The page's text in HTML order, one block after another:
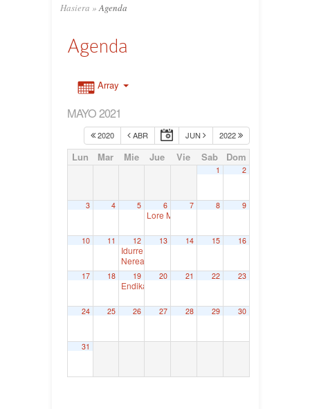
Hasiera » Agenda
Agenda
Array
MAYO 2021
2020 ABR JUN 2022
Lun Mar Mie Jue Vie Sab Dom
1 2
3 4 5 6
Lore Martínez Axpe, Parlamento Vasco
7 8 9
10 11 12
Idurre Bideguren. Senatua
Nerea Martínez Cerrillo. Juntas Generales de
13 14 15 16
17 18 19
Endika Montes. Juntas Generales de Bizkaia
20 21 22 23
24 25 26 27 28 29 30
31